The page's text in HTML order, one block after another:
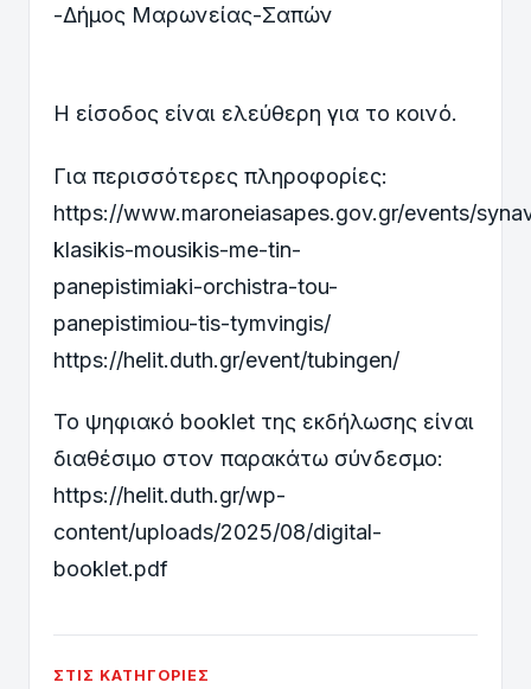
-Δήμος Μαρωνείας-Σαπών
Η είσοδος είναι ελεύθερη για το κοινό.
Για περισσότερες πληροφορίες:
https://www.maroneiasapes.gov.gr/events/
klasikis-mousikis-me-tin-
panepistimiaki-orchistra-tou-
panepistimiou-tis-tymvingis/
https://helit.duth.gr/event/tubingen/
Το ψηφιακό booklet της εκδήλωσης είναι
διαθέσιμο στον παρακάτω σύνδεσμο:
https://helit.duth.gr/wp-
content/uploads/2025/08/digital-
booklet.pdf
ΣΤΙΣ ΚΑΤΗΓΟΡΊΕΣ